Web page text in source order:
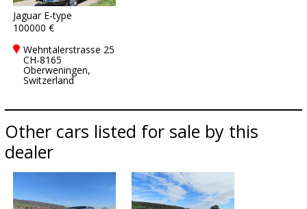
Jaguar E-type
100000 €
Wehntalerstrasse 25
CH-8165
Oberweningen,
Switzerland
Other cars listed for sale by this
dealer